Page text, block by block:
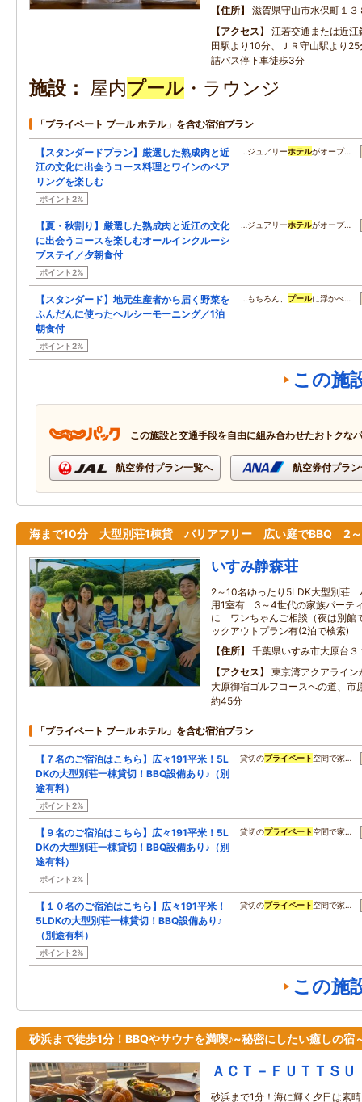
住所
滋賀県守山市水保町１３
アクセス
江若交通または近
田駅より10分、ＪＲ守山駅より
詰バス停下車徒歩3分
施設 屋内プール ・ラウンジ
「プライベート プール ホテル」を含む宿泊プラン
【スタンダードプラン】厳選した熟成肉と近
江の文化に出会うコース料理とワインのペア
リングを楽しむ
ポイント2%
…ジュアリーホテルがオープ…
【夏・秋割り】厳選した熟成肉と近江の文化
に出会うコースを楽しむオールインクルーシ
ブステイ／夕朝食付
ポイント2%
…ジュアリーホテルがオープ…
【スタンダード】地元生産者から届く野菜を
ふんだんに使ったヘルシーモーニング／1泊
朝食付
ポイント2%
…もちろん、 プールに浮かべ…
この施
この施設と交通手段を自由に組み合わせたおトクな
航空券付プラン一覧へ 航空券付プラ
海まで10分 大型別荘1棟貸 バリアフリー 広い庭でBBQ 2
いすみ静森荘
2～10名ゆったり5LDK大型別荘
用1室有 3～4世代の家族パーテ
に ワンちゃんご相談（夜は別館
ックアウトプラン有(2泊で検索)
住所
千葉県いすみ市大原台３
アクセス
東京湾アクアライ
大原御宿ゴルフコースへの道、市
約45分
「プライベート プール ホテル」を含む宿泊プラン
【７名のご宿泊はこちら】広々191平米！5L
DKの大型別荘一棟貸切！BBQ設備あり♪（別
途有料）
ポイント2%
貸切のプライベート 空間で家…
【９名のご宿泊はこちら】広々191平米！5L
DKの大型別荘一棟貸切！BBQ設備あり♪（別
途有料）
ポイント2%
貸切のプライベート 空間で家…
【１０名のご宿泊はこちら】広々191平米！
5LDKの大型別荘一棟貸切！BBQ設備あり♪
（別途有料）
ポイント2%
貸切のプライベート 空間で家…
この施
砂浜まで徒歩1分！BBQやサウナを満喫♪~秘密にしたい癒しの宿
ＡＣＴ－ＦＵＴＴＳＵ
砂浜まで1分！海に輝く夕日は素